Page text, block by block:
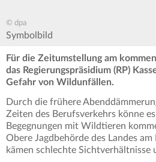
© dpa
Symbolbild
Für die Zeitumstellung am
das Regierungspräsidium (RP)
Gefahr von Wildunfällen.
Durch die frühere
Zeiten des Berufsverkehrs könne
Begegnungen mit Wildtieren
Obere Jagdbehörde des Landes
kämen schlechte Sichtverhältnisse